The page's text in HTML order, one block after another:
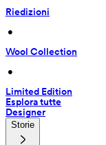
Riedizioni
•
Wool Collection
•
Limited Edition
Esplora tutte
Designer
Storie